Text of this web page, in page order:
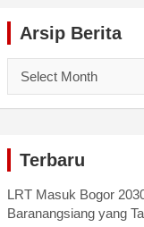
Arsip Berita
Berita
Terbaru
LRT Masuk Bogor
Baranangsiang yang